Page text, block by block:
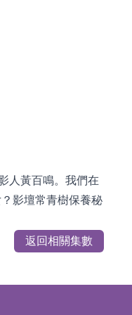
人黃百鳴。我們在
影壇常青樹保養秘
返回相關集數